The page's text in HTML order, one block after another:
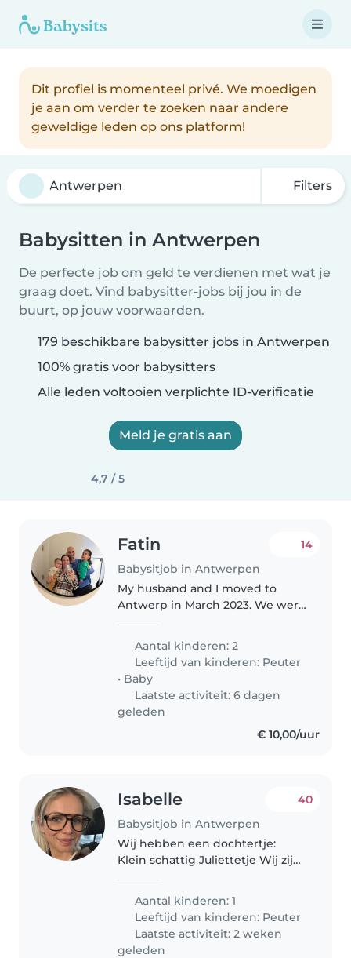
Dit profiel is momenteel privé. We moedigen
je aan om verder te zoeken naar andere
geweldige leden op ons platform!
Filters
Babysitten in Antwerpen
De perfecte job om geld te verdienen met wat je
graag doet. Vind babysitter-jobs bij jou in de
buurt, op jouw voorwaarden.
179 beschikbare babysitter jobs in Antwerpen
100% gratis voor babysitters
Alle leden voltooien verplichte ID-verificatie
Meld je gratis aan
4,7 / 5
Fatin
Babysitjob in Antwerpen
14
My husband and I moved to
Antwerp in March 2023. We were
have two children, a girl who is 2
years old and a baby boy who is
4 months old. We are looking..
Aantal kinderen: 2
Leeftijd van kinderen: Peuter
• Baby
Laatste activiteit: 6 dagen
geleden
€ 10,00/uur
Isabelle
Babysitjob in Antwerpen
40
Wij hebben een dochtertje:
Klein schattig Juliettetje Wij zijn
Aantal kinderen: 1
Leeftijd van kinderen: Peuter
Laatste activiteit: 2 weken
geleden